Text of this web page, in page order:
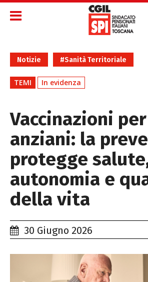
Notizie #Sanità Territoriale
TEMI In evidenza
Vaccinazioni
anziani: la
protegge
autonomia e
della vita
30 Giugno 2026